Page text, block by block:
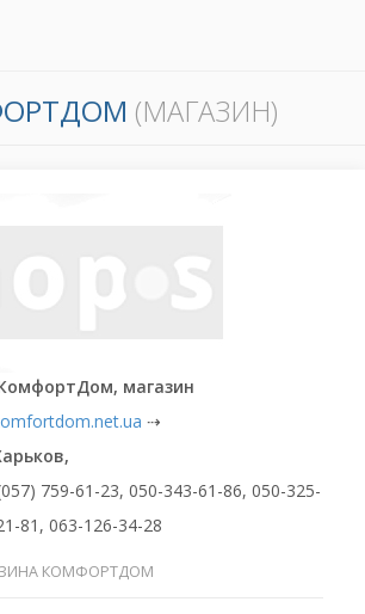
(МАГАЗИН)
магазин
⇢
759-61-23, 050-343-61-86, 050-325-
81, 063-126-34-28
КОМФОРТДОМ